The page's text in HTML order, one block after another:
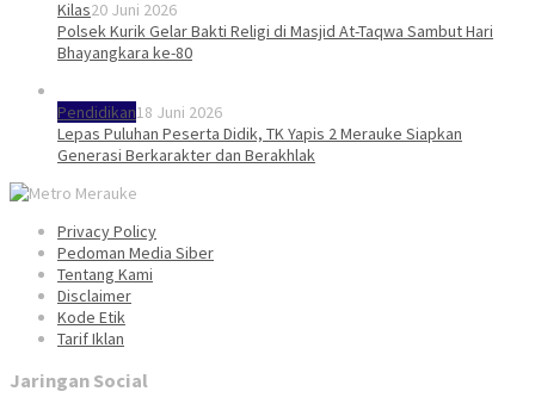
Kilas20 Juni 2026
Polsek Kurik Gelar Bakti Religi di Masjid At-Taqwa Sambut Hari
Bhayangkara ke-80
Pendidikan18 Juni 2026
Lepas Puluhan Peserta Didik, TK Yapis 2 Merauke Siapkan
Generasi Berkarakter dan Berakhlak
Privacy Policy
Pedoman Media Siber
Tentang Kami
Disclaimer
Kode Etik
Tarif Iklan
Jaringan Social